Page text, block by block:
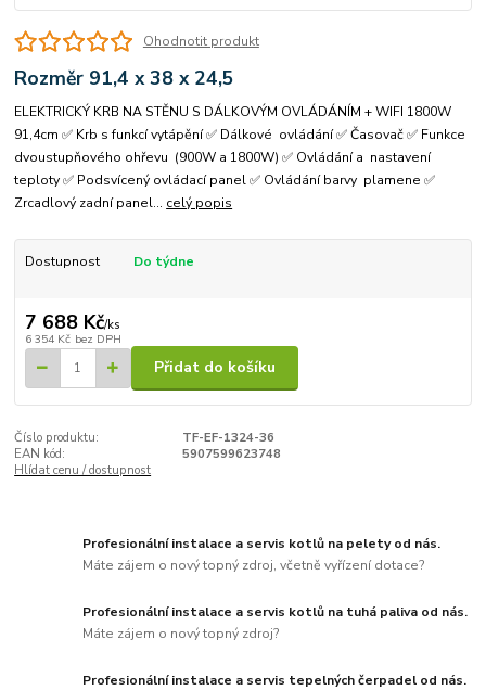
Ohodnotit produkt
Rozměr 91,4 x 38 x 24,5
ELEKTRICKÝ KRB NA STĚNU S DÁLKOVÝM OVLÁDÁNÍM + WIFI 1800W
91,4cm ✅ Krb s funkcí vytápění ✅ Dálkové ovládání ✅ Časovač ✅ Funkce
dvoustupňového ohřevu (900W a 1800W) ✅ Ovládání a nastavení
teploty ✅ Podsvícený ovládací panel ✅ Ovládání barvy plamene ✅
Zrcadlový zadní panel... celý popis
Dostupnost Do týdne
7 688 Kč/ks
6 354 Kč bez DPH
Přidat do košíku
Číslo produktu:
TF-EF-1324-36
EAN kód:
5907599623748
Hlídat cenu / dostupnost
Profesionální instalace a servis kotlů na pelety od nás.
Máte zájem o nový topný zdroj, včetně vyřízení dotace?
Profesionální instalace a servis kotlů na tuhá paliva od nás.
Máte zájem o nový topný zdroj?
Profesionální instalace a servis tepelných čerpadel od nás.